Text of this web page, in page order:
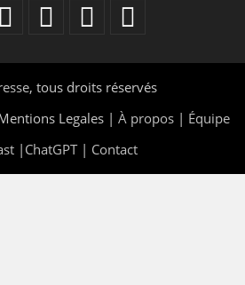
, tous droits réservés
Legales | À propos | Équipe
| ChatGPT| Contact